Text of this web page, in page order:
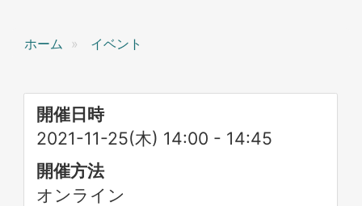
ホーム イベント
開催日時
2021-11-25(木) 14:00 - 14:45
開催方法
オンライン